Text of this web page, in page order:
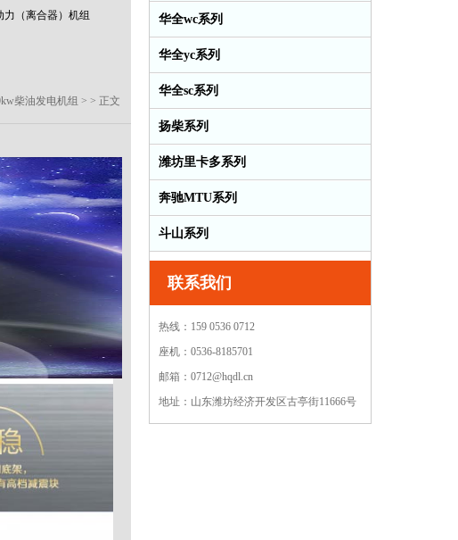
力（离合器）机组
柴油发电机组 > > 正文
华全wc系列
华全yc系列
华全sc系列
扬柴系列
潍坊里卡多系列
奔驰MTU系列
斗山系列
联系我们
热线：159 0536 0712
座机：0536-8185701
邮箱：0712@hqdl.cn
地址：山东潍坊经济开发区古亭街11666号